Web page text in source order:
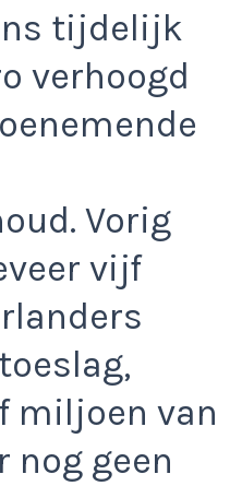
tijdelijk
verhoogd
Vorig
vijf
miljoen van
nog geen